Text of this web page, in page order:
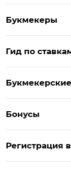
Букмекеры
Обзор Париматч
Обзор Винлайн
Обзор Олимпбет
Гид по
Ubet на Андроид
Тенниси на
Букмекеры для
Бонусы
Бонусы за депозит
Регистрация